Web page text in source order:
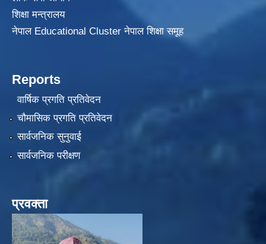
शिक्षा मन्त्रालय
नेपाल Educational Cluster नेपाल शिक्षा समूह
Reports
वार्षिक प्रगति प्रतिवेदन
चौमासिक प्रगति प्रतिवेदन
सार्वजनिक सुनुवाई
सार्वजनिक परीक्षण
प्रवक्ता